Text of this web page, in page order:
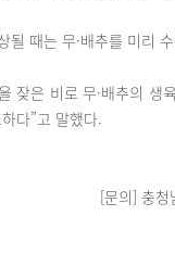
때는 무·배추를 미리
잦은 비로 무·배추의
다”고 말했다.
[문의] 충청